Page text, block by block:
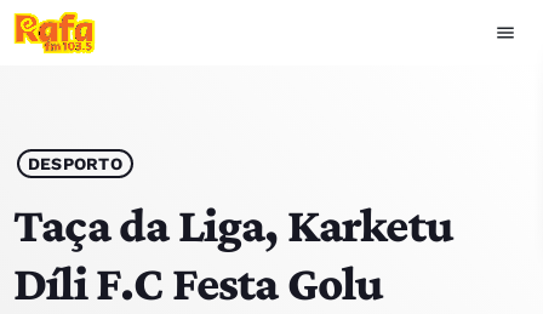
menu
play_arrow OUVIR RAFA
HOME
DESPORTO
Taça da Liga, Karketu
Díli F.C Festa Golu